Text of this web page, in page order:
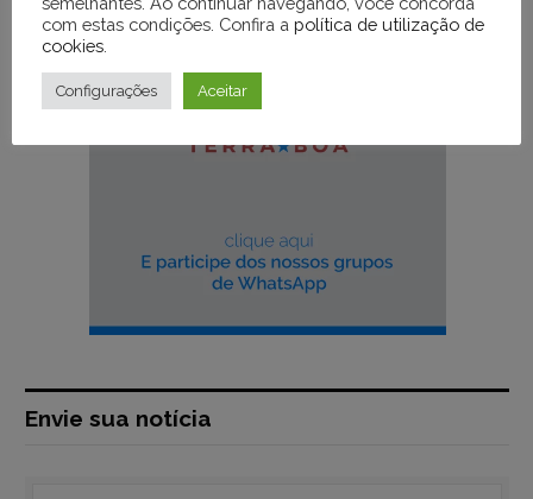
Envie sua notícia
com estas condições. Confira a política de utilização de
cookies
Configurações Aceitar